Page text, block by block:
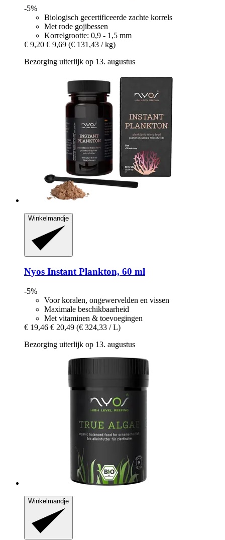
-5%
Biologisch gecertificeerde zachte korrels
Met rode gojibessen
Korrelgrootte: 0,9 - 1,5 mm
€ 9,20 € 9,69 (€ 131,43 / kg)
Bezorging uiterlijk op 13. augustus
Winkelmandje
Nyos Instant Plankton, 60 ml
-5%
Voor koralen, ongewervelden en vissen
Maximale beschikbaarheid
Met vitaminen & toevoegingen
€ 19,46 € 20,49 (€ 324,33 / L)
Bezorging uiterlijk op 13. augustus
Winkelmandje